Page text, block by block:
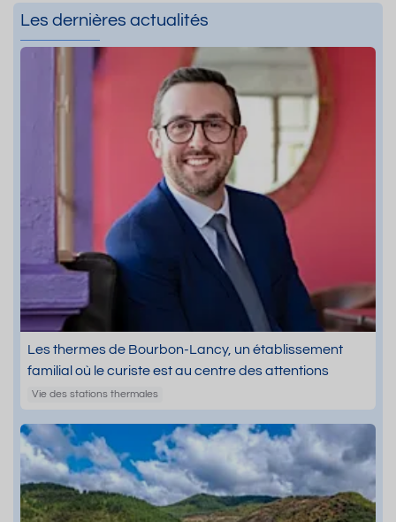
Les dernières actualités
Les thermes de Bourbon-Lancy, un établissement
familial où le curiste est au centre des attentions
Vie des stations thermales